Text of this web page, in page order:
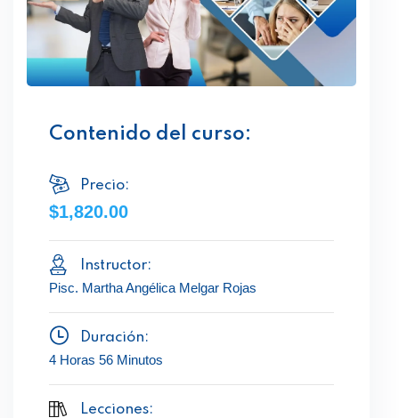
Contenido del curso:
Precio:
$1,820.00
Instructor:
Pisc. Martha Angélica Melgar Rojas
Duración:
4 Horas 56 Minutos
Lecciones: